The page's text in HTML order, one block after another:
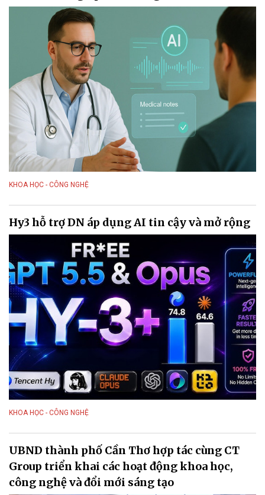
KHOA HỌC - CÔNG NGHỆ
Hy3 hỗ trợ DN áp dụng AI tin cậy và mở rộng
KHOA HỌC - CÔNG NGHỆ
UBND thành phố Cần Thơ hợp tác cùng CT
Group triển khai các hoạt động khoa học,
công nghệ và đổi mới sáng tạo